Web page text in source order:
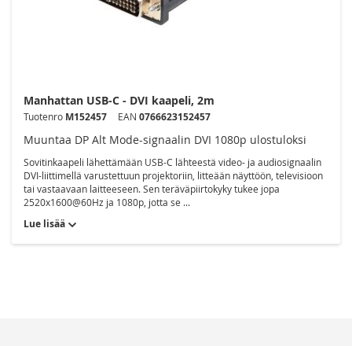
Manhattan USB-C - DVI kaapeli, 2m
Tuotenro M152457 EAN 0766623152457
Muuntaa DP Alt Mode-signaalin DVI 1080p ulostuloksi
Sovitinkaapeli lähettämään USB-C lähteestä video- ja audiosignaalin
DVI-liittimellä varustettuun projektoriin, litteään näyttöön, televisioon
tai vastaavaan laitteeseen. Sen teräväpiirtokyky tukee jopa
2520x1600@60Hz ja 1080p, jotta se ...
Lue lisää